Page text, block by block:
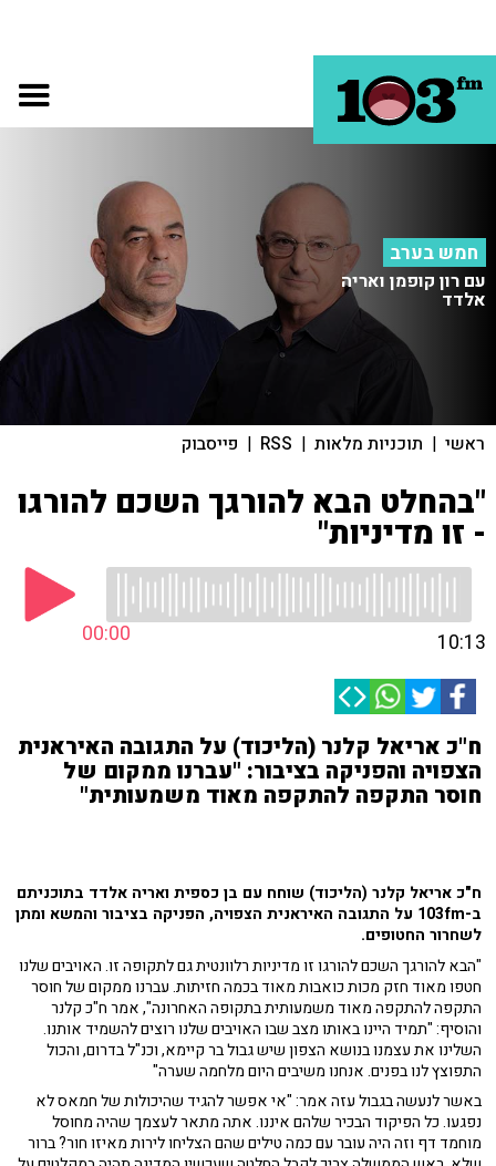
חמש בערב
עם רון קופמן ואריה
אלדד
ראשי | תוכניות מלאות |
RSS
| פייסבוק
"בהחלט הבא להורגך השכם להורגו
- זו מדיניות"
00:00 10:13
ח"כ אריאל קלנר (הליכוד) על התגובה האיראנית
הצפויה והפניקה בציבור: "עברנו ממקום של
חוסר התקפה להתקפה מאוד משמעותית"
ח"כ אריאל קלנר (הליכוד) שוחח עם בן כספית ואריה אלדד בתוכניתם
ב-103fm על התגובה האיראנית הצפויה, הפניקה בציבור והמשא ומתן
לשחרור החטופים.
"הבא להורגך השכם להורגו זו מדיניות רלוונטית גם לתקופה זו. האויבים שלנו
חטפו מאוד חזק מכות כואבות מאוד בכמה חזיתות. עברנו ממקום של חוסר
התקפה להתקפה מאוד משמעותית בתקופה האחרונה", אמר ח"כ קלנר
והוסיף: "תמיד היינו באותו מצב שבו האויבים שלנו רוצים להשמיד אותנו.
השלינו את עצמנו בנושא הצפון שיש גבול בר קיימא, וכנ"ל בדרום, והכול
התפוצץ לנו בפנים. אנחנו משיבים היום מלחמה שערה"
באשר לנעשה בגבול עזה אמר: "אי אפשר להגיד שהיכולות של חמאס לא
נפגעו. כל הפיקוד הבכיר שלהם איננו. אתה מתאר לעצמך שהיה מחוסל
מוחמד דף וזה היה עובר עם כמה טילים שהם הצליחו לירות מאיזו חור? ברור